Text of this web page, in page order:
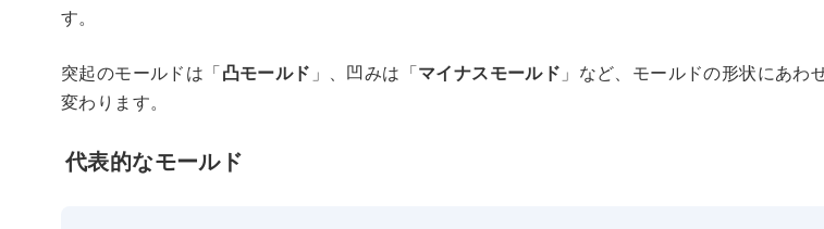
す。
突起のモールドは「凸モールド 」、凹みは「マイナスモールド 」など、モールドの形状にあわ
変わります。
代表的なモールド